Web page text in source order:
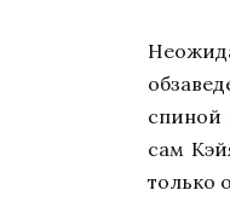
спиной
сам
только